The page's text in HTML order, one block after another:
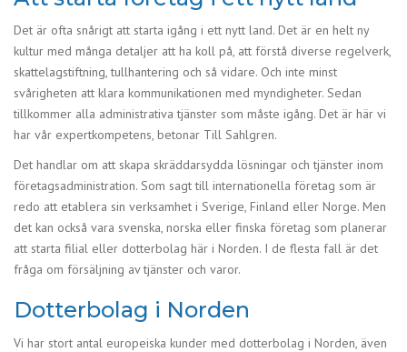
Det är ofta snårigt att starta igång i ett nytt land. Det är en helt ny
kultur med många detaljer att ha koll på, att förstå diverse regelverk,
skattelagstiftning, tullhantering och så vidare. Och inte minst
svårigheten att klara kommunikationen med myndigheter. Sedan
tillkommer alla administrativa tjänster som måste igång. Det är här vi
har vår expertkompetens, betonar Till Sahlgren.
Det handlar om att skapa skräddarsydda lösningar och tjänster inom
företagsadministration. Som sagt till internationella företag som är
redo att etablera sin verksamhet i Sverige, Finland eller Norge. Men
det kan också vara svenska, norska eller finska företag som planerar
att starta filial eller dotterbolag här i Norden. I de flesta fall är det
fråga om försäljning av tjänster och varor.
Dotterbolag i Norden
Vi har stort antal europeiska kunder med dotterbolag i Norden, även